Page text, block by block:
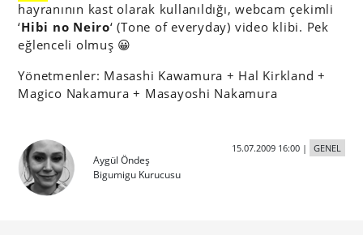
hayranının kast olarak kullanıldığı, webcam çekimli
‘Hibi no Neiro‘ (Tone of everyday) video klibi. Pek
eğlenceli olmuş 😀
Yönetmenler: Masashi Kawamura + Hal Kirkland +
Magico Nakamura + Masayoshi Nakamura
Aygül Öndeş
Bigumigu Kurucusu
15.07.2009 16:00| GENEL